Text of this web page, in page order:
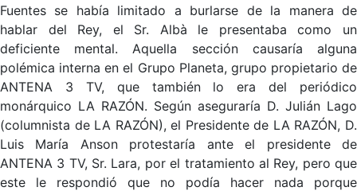
Fuentes se había limitado a burlarse de la manera de
hablar del Rey, el Sr. Albà le presentaba como un
deficiente mental. Aquella sección causaría alguna
polémica interna en el Grupo Planeta, grupo propietario de
ANTENA 3 TV, que también lo era del periódico
monárquico LA RAZÓN. Según aseguraría D. Julián Lago
(columnista de LA RAZÓN), el Presidente de LA RAZÓN, D.
Luis María Anson protestaría ante el presidente de
ANTENA 3 TV, Sr. Lara, por el tratamiento al Rey, pero que
este le respondió que no podía hacer nada porque